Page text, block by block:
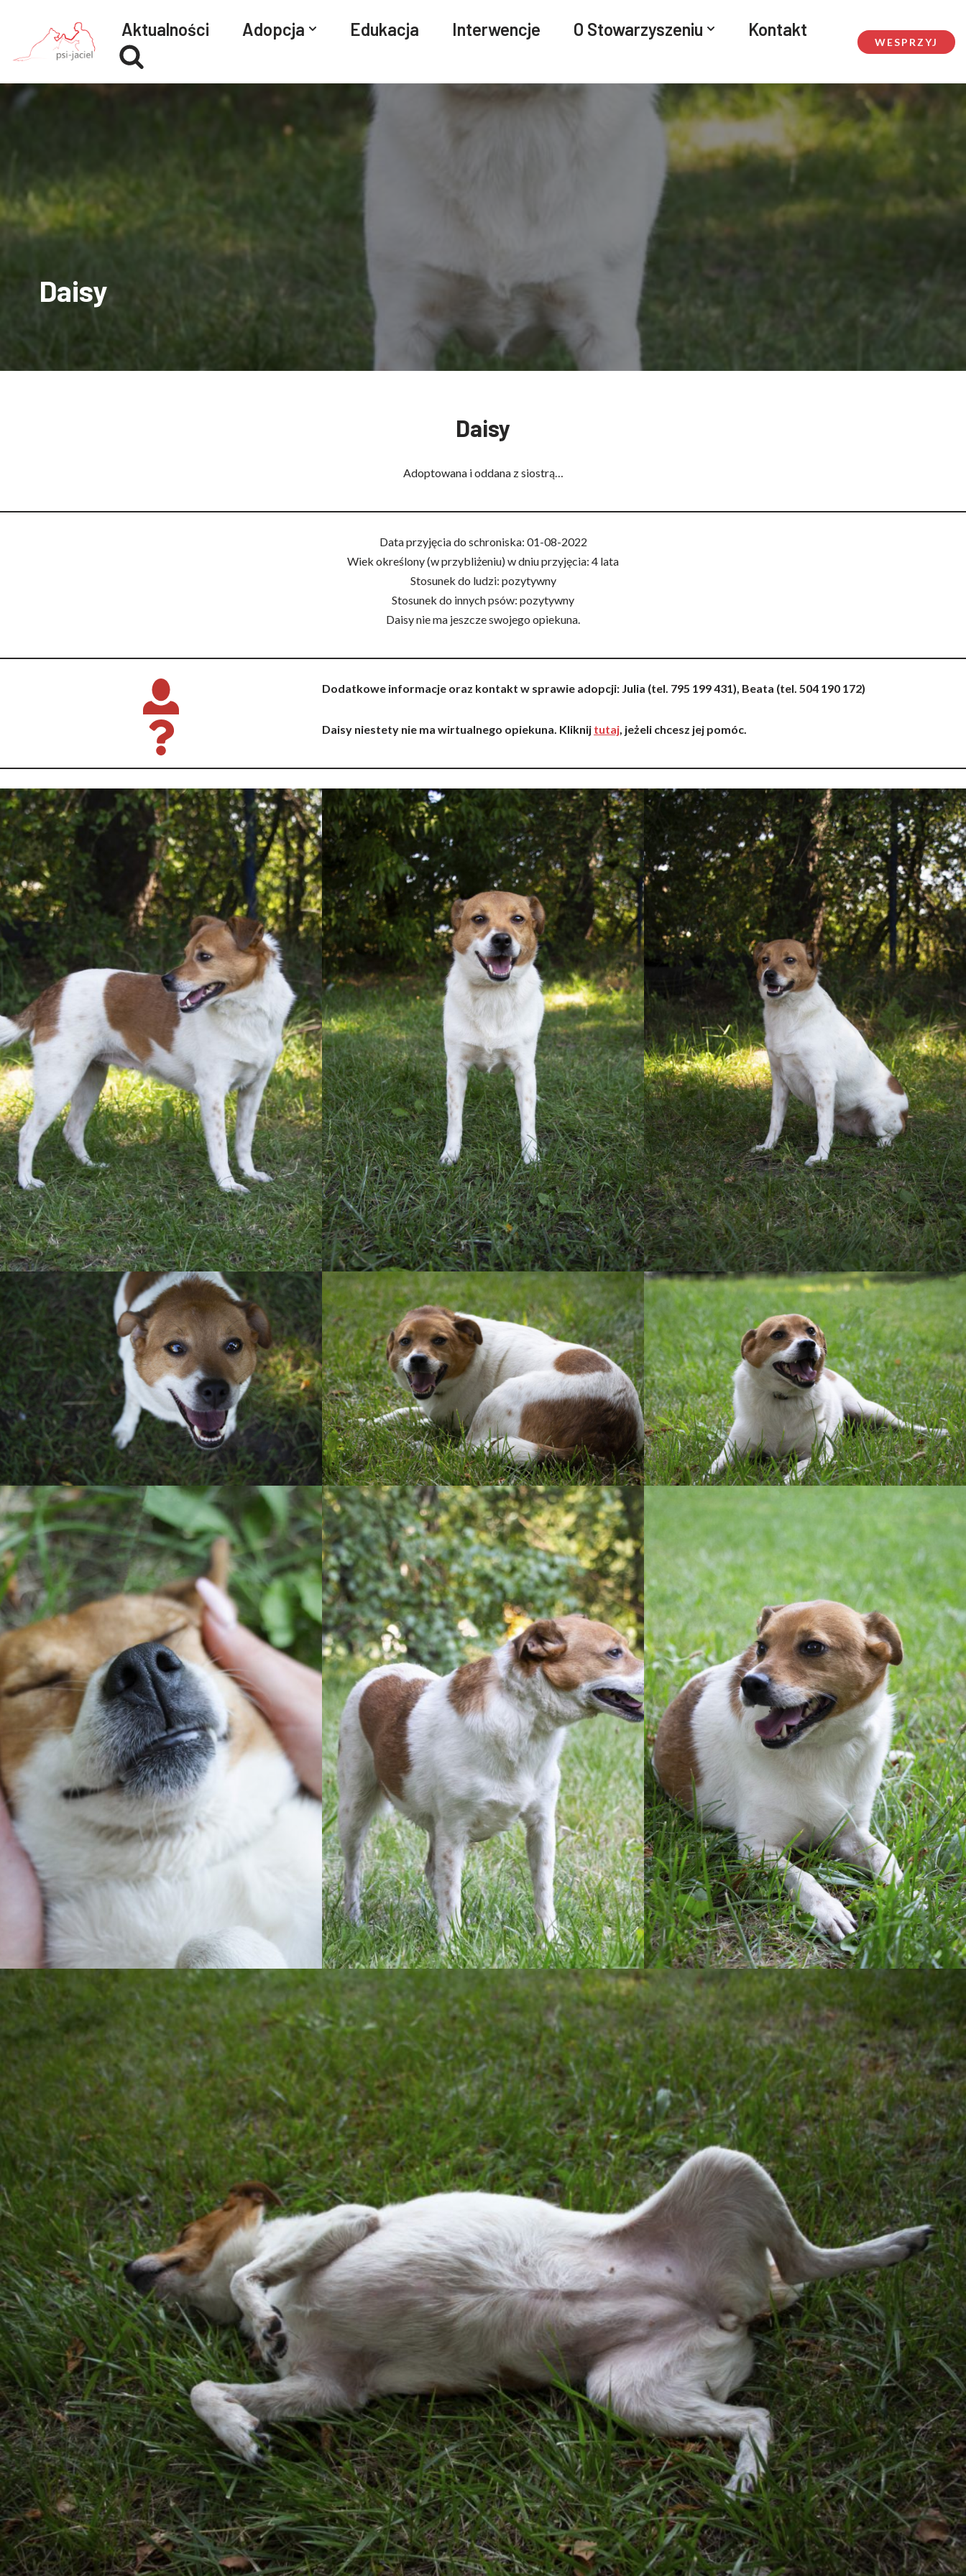
Przejdź
do
Aktualności Adopcja Edukacja Interwencje O Stowarzyszeniu Kontakt
WESPRZYJ
Daisy
Daisy
Adoptowana i oddana z siostrą…
Data przyjęcia do schroniska: 01-08-2022
Wiek określony (w przybliżeniu) w dniu przyjęcia: 4 lata
Stosunek do ludzi: pozytywny
Stosunek do innych psów: pozytywny
Daisy nie ma jeszcze swojego opiekuna.
Dodatkowe informacje oraz kontakt w sprawie adopcji: Julia (tel. 795 199 431), Beata (tel. 504 190 172)
Daisy niestety nie ma wirtualnego opiekuna. Kliknij tutaj, jeżeli chcesz jej pomóc.